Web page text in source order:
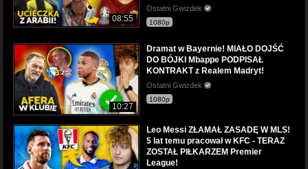
08:55
Ostatni Gwizdek
1080p
10:27
Dramat w Bayernie! MIAŁO DOJŚĆ
DO BÓJKI Mbappe PODPISAŁ
KONTRAKT z Realem Madryt!
Ostatni Gwizdek
1080p
Leo Messi ZŁAMAŁ ZASADĘ W MLS!
5 lat temu pracował w KFC - TERAZ
ZOSTAŁ PIŁKARZEM Premier
League!